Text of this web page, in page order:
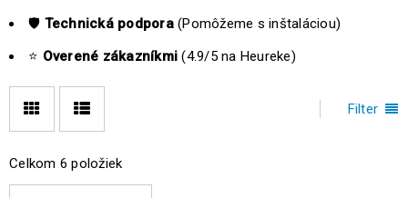
🛡️ Technická podpora(Pomôžeme s inštaláciou)
⭐ Overené zákazníkmi (4.9/5 na Heureke)
Filter
Celkom 6 položiek